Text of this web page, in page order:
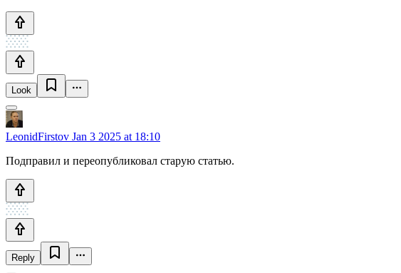
Look
LeonidFirstov Jan 3 2025 at 18:10
Подправил и переопубликовал старую статью.
Reply